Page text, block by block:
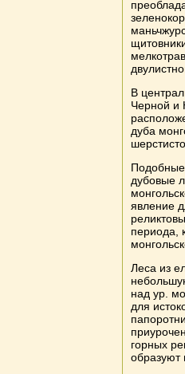
В
Черной и
дуба
дубовые
явление
периода,
Леса из
над ур.
для
горных
образуют